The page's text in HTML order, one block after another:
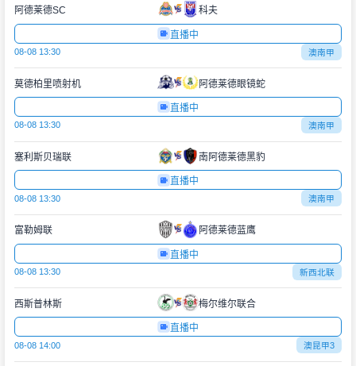
阿德莱德SC 科夫
直播中
08-08 13:30 澳南甲
莫德柏里喷射机 阿德莱德眼镜蛇
直播中
08-08 13:30 澳南甲
塞利斯贝瑞联 南阿德莱德黑豹
直播中
08-08 13:30 澳南甲
富勒姆联 阿德莱德蓝鹰
直播中
08-08 13:30 新西北联
西斯普林斯 梅尔维尔联合
直播中
08-08 14:00 澳昆甲3